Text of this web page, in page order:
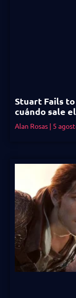
Stuart Fails
cuándo sale
Alan Rosas 5